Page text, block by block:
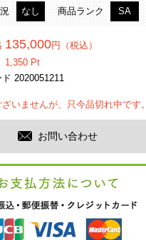
なし 商品ランク SA
135,000円（税込）
1,350 Pt
2020051211
いませんが、只今品切れ中です。
お問い合わせ